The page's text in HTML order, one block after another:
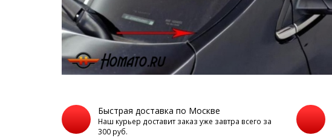
Быстрая доставка по Москве
Наш курьер доставит заказ уже завтра всего за
300 руб.